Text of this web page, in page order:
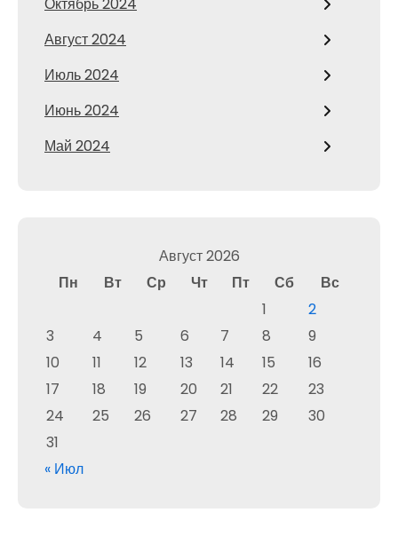
Август 2024
Июль 2024
Июнь 2024
Май 2024
Август 2026
Пн
Вт Ср Чт Пт Сб
Вс
1
2
3
4 5 6 7 8
9
10
11 12 13 14 15
16
17
18 19 20 21 22
23
24
25 26 27 28 29
30
31
« Июл